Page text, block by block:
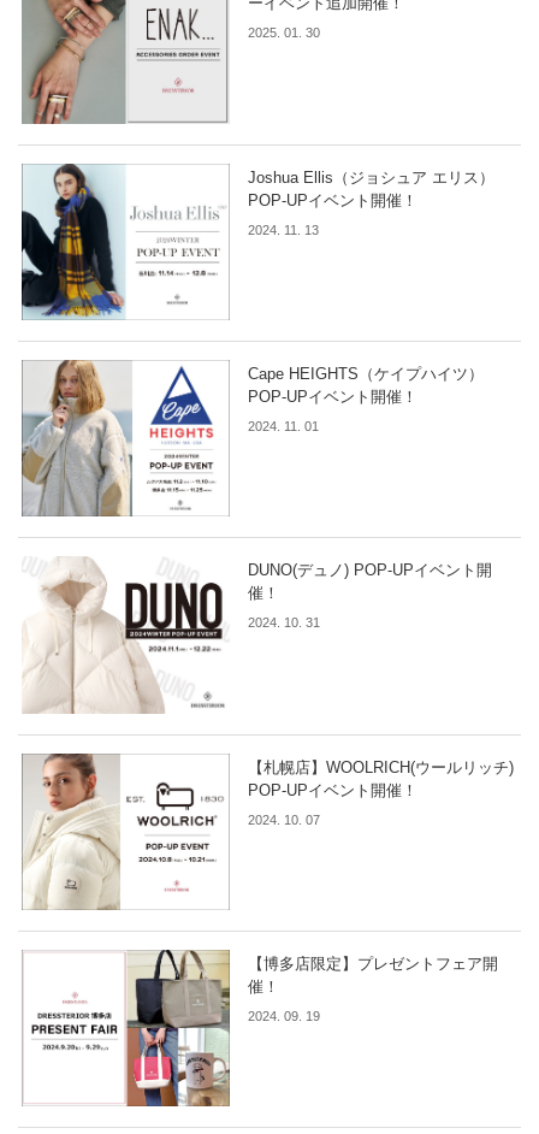
2025. 01. 30
Joshua Ellis（ジョシュア エリス）
POP-UPイベント開催！
2024. 11. 13
Cape HEIGHTS（ケイプハイツ）
POP-UPイベント開催！
2024. 11. 01
DUNO(デュノ) POP-UPイベント開
催！
2024. 10. 31
【札幌店】WOOLRICH(ウールリッチ)
POP-UPイベント開催！
2024. 10. 07
【博多店限定】プレゼントフェア開
催！
2024. 09. 19